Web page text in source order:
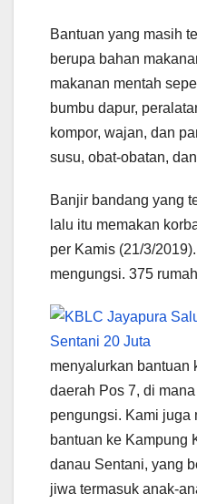
Bantuan yang masih
berupa bahan
makanan mentah
bumbu dapur,
kompor, wajan, dan
susu, obat-obatan,
Banjir bandang yang
lalu itu memakan
per Kamis (21/3/
mengungsi. 375
menyalurkan bantuan
daerah Pos 7, di
pengungsi. Kami juga
bantuan ke Kampung
danau Sentani, yang
jiwa termasuk anak-